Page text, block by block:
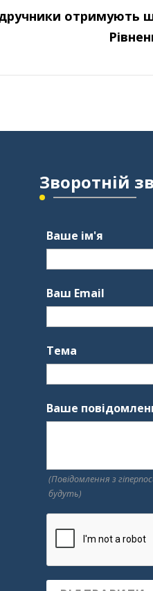
отримують
Зворотній
Ваше ім'я
Ваш Email
Тема
Ваше
(Повідомлення з
будуть)